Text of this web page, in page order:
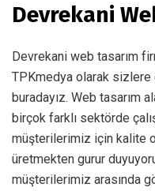
Devrekani
Devrekani web tasarım
TPKmedya olarak
buradayız. Web tasarım
birçok farklı sektörde
müşterilerimiz için kalite
üretmekten gurur
müşterilerimiz arasında